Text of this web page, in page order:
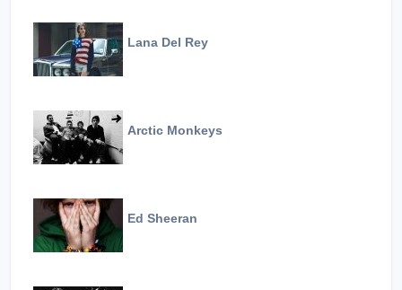
Lana Del Rey
Arctic Monkeys
Ed Sheeran